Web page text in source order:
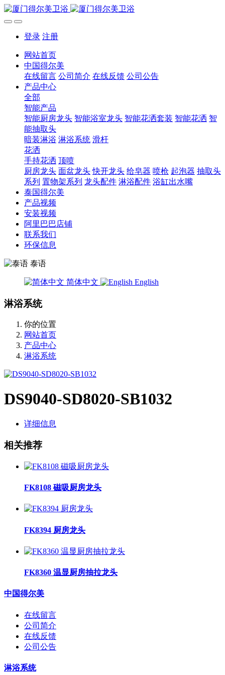
登录 注册
网站首页
中国得尔美
在线留言 公司简介 在线反馈 公司公告
产品中心
全部
智能产品
智能厨房龙头 智能浴室龙头 智能花洒套装 智能花洒 智
能抽取头
暗装淋浴 淋浴系统 滑杆
花洒
手持花洒 顶喷
厨房龙头 面盆龙头 快开龙头 给皂器 喷枪 起泡器 抽取头
系列 置物架系列 龙头配件 淋浴配件 浴缸出水嘴
泰国得尔美
产品视频
安装视频
阿里巴巴店铺
联系我们
环保信息
泰语
简体中文 English
淋浴系统
你的位置
网站首页
产品中心
淋浴系统
DS9040-SD8020-SB1032
详细信息
相关推荐
FK8108 磁吸厨房龙头
FK8394 厨房龙头
FK8360 温显厨房抽拉龙头
中国得尔美
在线留言
公司简介
在线反馈
公司公告
淋浴系统